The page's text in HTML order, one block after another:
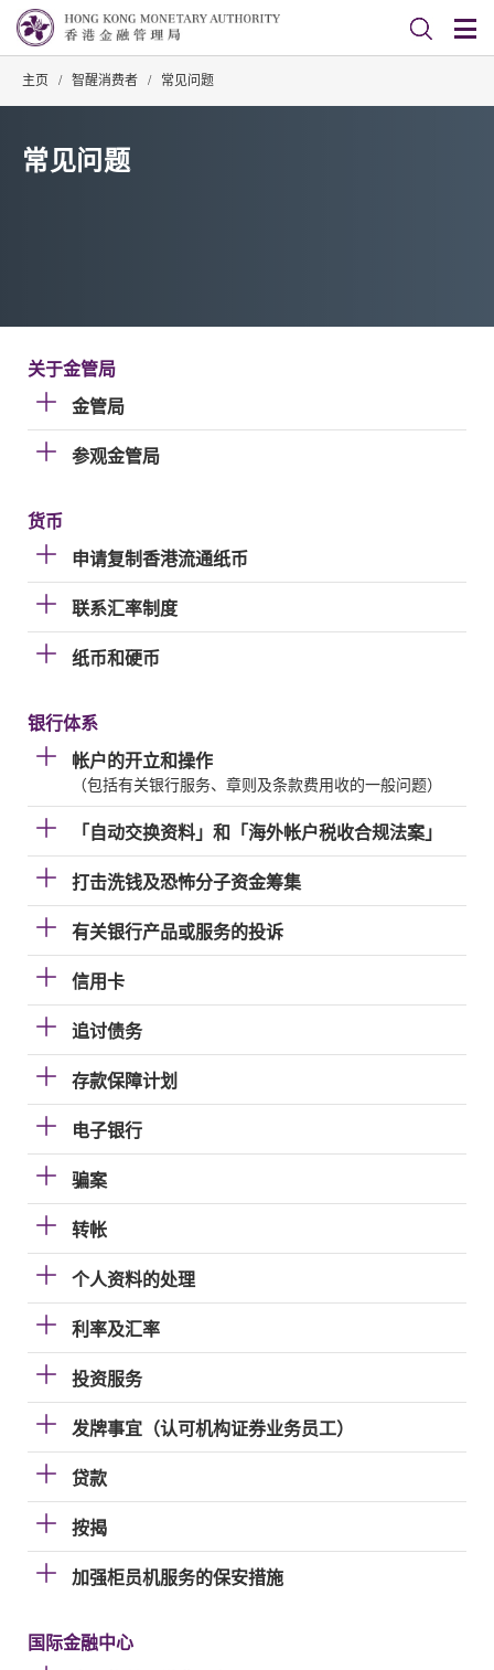
主页 / 智醒消费者 / 常见问题
常见问题
关于金管局
金管局
参观金管局
货币
申请复制香港流通纸币
联系汇率制度
纸币和硬币
银行体系
帐户的开立和操作
（包括有关银行服务、章则及条款费用收的一般问题）
「自动交换资料」和「海外帐户税收合规法案」
打击洗钱及恐怖分子资金筹集
有关银行产品或服务的投诉
信用卡
追讨债务
存款保障计划
电子银行
骗案
转帐
个人资料的处理
利率及汇率
投资服务
发牌事宜（认可机构证券业务员工）
贷款
按揭
加强柜员机服务的保安措施
国际金融中心